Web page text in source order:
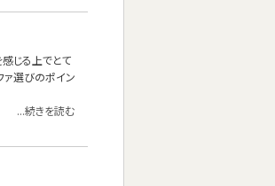
感じる上でとて
ァ選びのポイン
...続きを読む